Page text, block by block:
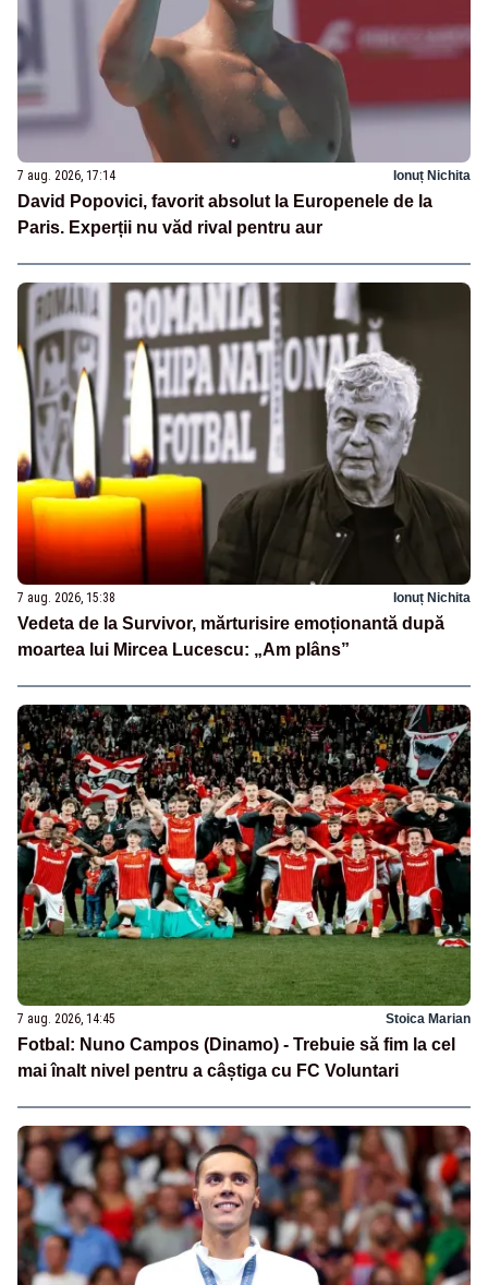
7 aug. 2026, 17:14 Ionuț Nichita
David Popovici, favorit absolut la Europenele de la
Paris. Experții nu văd rival pentru aur
7 aug. 2026, 15:38 Ionuț Nichita
Vedeta de la Survivor, mărturisire emoționantă după
moartea lui Mircea Lucescu: „Am plâns”
7 aug. 2026, 14:45 Stoica Marian
Fotbal: Nuno Campos (Dinamo) - Trebuie să fim la cel
mai înalt nivel pentru a câștiga cu FC Voluntari